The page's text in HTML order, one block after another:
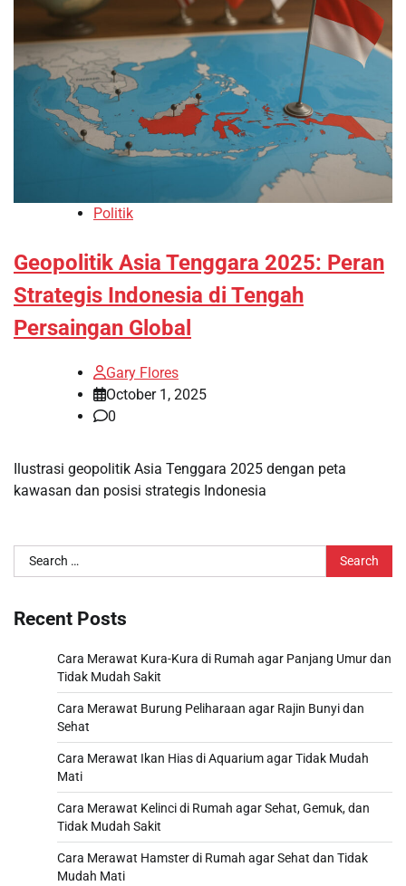
Politik
Geopolitik Asia Tenggara 2025: Peran
Strategis Indonesia di Tengah
Persaingan Global
Gary Flores
October 1, 2025
0
Ilustrasi geopolitik Asia Tenggara 2025 dengan peta
kawasan dan posisi strategis Indonesia
Search
for:
Recent Posts
Cara Merawat Kura-Kura di Rumah agar Panjang Umur dan
Tidak Mudah Sakit
Cara Merawat Burung Peliharaan agar Rajin Bunyi dan
Sehat
Cara Merawat Ikan Hias di Aquarium agar Tidak Mudah
Mati
Cara Merawat Kelinci di Rumah agar Sehat, Gemuk, dan
Tidak Mudah Sakit
Cara Merawat Hamster di Rumah agar Sehat dan Tidak
Mudah Mati